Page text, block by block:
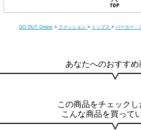
GO OUT Online > ファッション > トップス > パーカー・
あなたへのおすすめ
この商品をチェックし
こんな商品を買って